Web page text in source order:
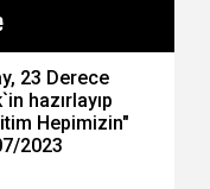
23 Derece
hazırlayıp
Hepimizin"
2023